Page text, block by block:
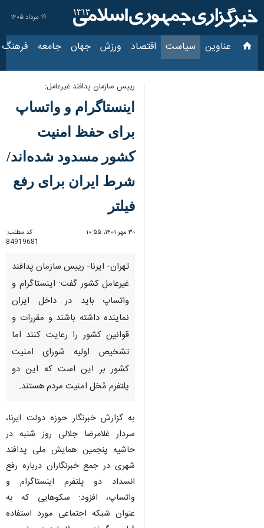
۱۹ مرداد ۱۴۰۵
عناوین‌ سیاست اقتصاد ورزش جهان جامعه فرهنگ
رییس سازمان پدافند غیرعامل:
اینستاگرام و واتساپ
برای حفظ امنیت کشور
مسدود شده‌اند/ شرط
ایران برای رفع فیلتر
۳۰ مهر ۱۴۰۱، ۱۰:۵۵
تهران- ایرنا- رییس سازمان پدافند
غیرعامل کشور گفت: اینستاگرام و
واتساپ باید در داخل ایران‌
نماینده داشته باشند و مقررات و
قوانین کشور را رعایت کنند اما
تشخیص اولیه شورای امنیت
کشور بر این است که این دو
پلتفرم‌ مُخل امنیت مردم هستند.
به گزارش خبرنگار حوزه دولت ایرنا،
سردار غلامرضا جلالی روز شنبه در
حاشیه پنجمین‌ همایش ملی پدافند
شهری در جمع خبرنگاران درباره رفع
انسداد دو پلتفرم اینستاگرام و
واتساپ، افزود: سکوهایی که به
عنوان شبکه اجتماعی مورد استفاده
قرار می‌گیرند، معمولا باید در چارچوب
قوانین و مقررات کشورها فعالیت کنند.